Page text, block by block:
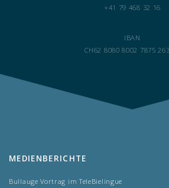
+41 79 468 32 16
IBAN
CH62 8080 8002 7875
MEDIENBERICHTE
Bullauge Vortrag im TeleBielingue